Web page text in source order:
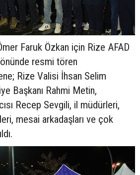
Faruk Özkan için Rize AFAD
resmi tören
Rize Valisi İhsan Selim
Başkanı Rahmi Metin,
Recep Sevgili, il müdürleri,
mesai arkadaşları ve çok